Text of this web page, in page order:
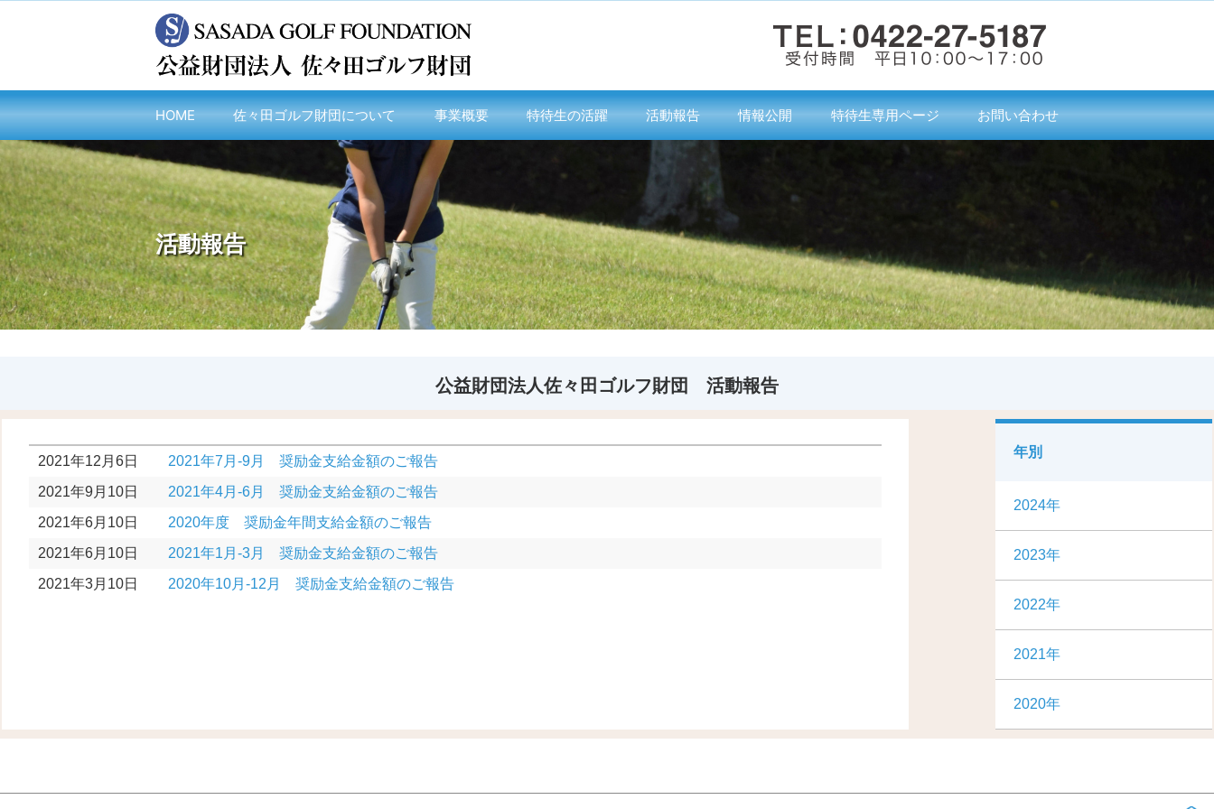
HOME 佐々田ゴルフ財団について 事業概要 特待生の活躍 活動報告 情報公開 特待生専用ページ お問い合わせ
活動報告
公益財団法人佐々田ゴルフ財団 活動報告
2021年12月6日
2021年7月-9月 奨励金支給金額のご報告
2021年9月10日
2021年4月-6月 奨励金支給金額のご報告
2021年6月10日
2020年度 奨励金年間支給金額のご報告
2021年6月10日
2021年1月-3月 奨励金支給金額のご報告
2021年3月10日
2020年10月-12月 奨励金支給金額のご報告
年別
2024年
2023年
2022年
2021年
2020年